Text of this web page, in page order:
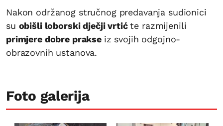
Nakon održanog stručnog predavanja sudionici
su obišli loborski dječji vrtićte razmijenili
primjere dobre prakse iz svojih odgojno-
obrazovnih ustanova.
Foto galerija